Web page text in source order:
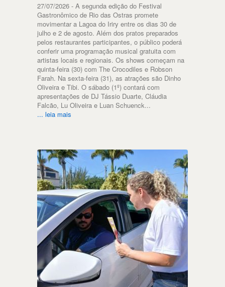
27/07/2026 - A segunda edição do Festival
Gastronômico de Rio das Ostras promete
movimentar a Lagoa do Iriry entre os dias 30 de
julho e 2 de agosto. Além dos pratos preparados
pelos restaurantes participantes, o público poderá
conferir uma programação musical gratuita com
artistas locais e regionais. Os shows começam na
quinta-feira (30) com The Crocodiles e Robson
Farah. Na sexta-feira (31), as atrações são Dinho
Oliveira e Tibi. O sábado (1º) contará com
apresentações de DJ Tássio Duarte, Cláudia
Falcão, Lu Oliveira e Luan Schuenck...
... leia mais